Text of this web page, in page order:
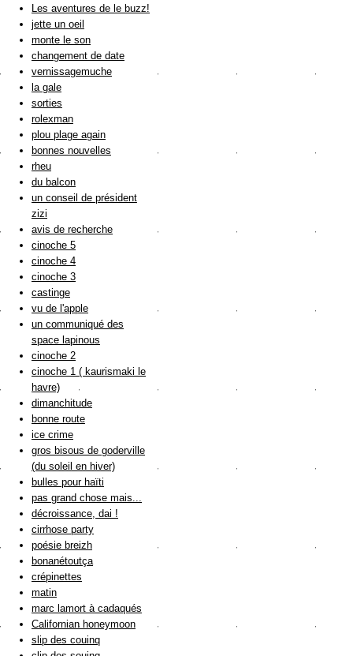
Les aventures de le buzz!
jette un oeil
monte le son
changement de date
vernissagemuche
la gale
sorties
rolexman
plou plage again
bonnes nouvelles
rheu
du balcon
un conseil de président
zizi
avis de recherche
cinoche 5
cinoche 4
cinoche 3
castinge
vu de l'apple
un communiqué des
space lapinous
cinoche 2
cinoche 1 ( kaurismaki le
havre)
dimanchitude
bonne route
ice crime
gros bisous de goderville
(du soleil en hiver)
bulles pour haïti
pas grand chose mais...
décroissance, dai !
cirrhose party
poésie breizh
bonanétoutça
crépinettes
matin
marc lamort à cadaqués
Californian honeymoon
slip des couinq